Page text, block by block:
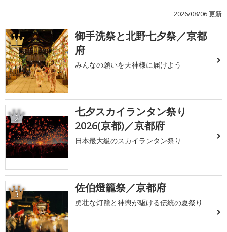
2026/08/06 更新
1
御手洗祭と北野七夕祭／京都
府
みんなの願いを天神様に届けよう
2
七夕スカイランタン祭り
2026(京都)／京都府
日本最大級のスカイランタン祭り
3 佐伯燈籠祭／京都府
勇壮な灯籠と神輿が駆ける伝統の夏祭り